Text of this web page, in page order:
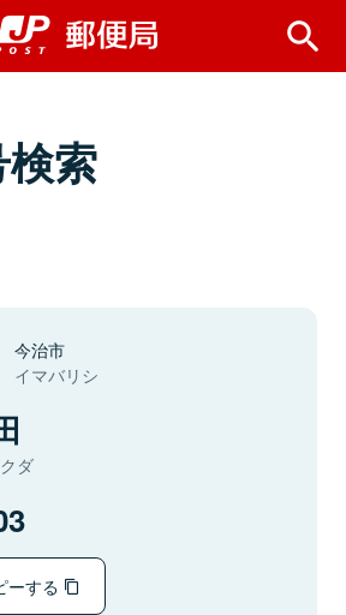
索
今治市
イマバリシ
ダ
ーする